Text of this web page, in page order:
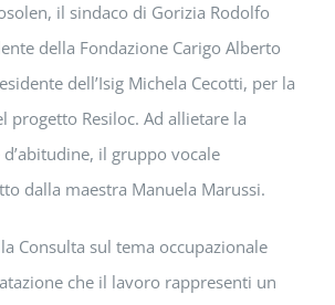
il sindaco di Gorizia Rodolfo
della Fondazione Carigo Alberto
dell’Isig Michela Cecotti, per la
progetto Resiloc. Ad allietare la
il gruppo vocale
dalla maestra Manuela Marussi.
Consulta sul tema occupazionale
che il lavoro rappresenti un